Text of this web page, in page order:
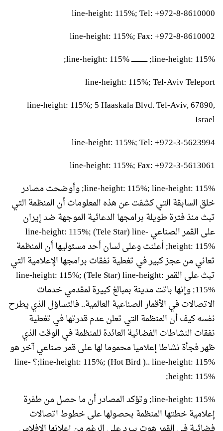
line-height: 115%; Tel: +972-8-8610000
line-height: 115%; Fax: +972-8-8610002
line-height: 115%; ــــــــــــــــ line-height: 115%;
line-height: 115%; Tel-Aviv Teleport
line-height: 115%; 5 Haaskala Blvd. Tel-Aviv, 67890,
Israel
line-height: 115%; Tel: +972-3-5623994
line-height: 115%; Fax: +972-3-5613061
line-height: 115%; line-height: 115%; وأوضحت مصادر
خلق السابقة التي كشفت عن هذه المعلومات أن المنظمة التي
تبث منذ فترة طويلة برامجها الدعائية الموجهة ضد إيران
على القمر الصناعي line-height: 115%; (Tele Star) line-
height: 115%; أعلنت وعلى لسان أحد مسئوليها أن المنظمة
تعاني من عجز كبير في تغطية نفقات برامجها الإعلامية التي
تبث على القمر line-height: 115%; (Tele Star) line-height:
115%; وإنها باتت مدينة بمبالغ كبيرة لمقدمي خدمات
الاتصالات في الأقمار الصناعية العالمية.. فالتساؤل الذي يطرح
نفسه كيف أن المنظمة التي تعلن عدم قدرتها في تغطية
نفقات النشاطات الفضائية العائدة للمنظمة في الوقت الذي
ظهر فجأة نشاطا إعلاميا محموما لها على قمر صناعي آخر هو
line-height: 115%; (Hot Bird ).. line-height: 115%;؟ line-
height: 115%;
line-height: 115%; وتؤكد المصادر أن ما حصل من طفرة
إعلامية خطتها المنظمة بحصولها على خطوط اتصالات